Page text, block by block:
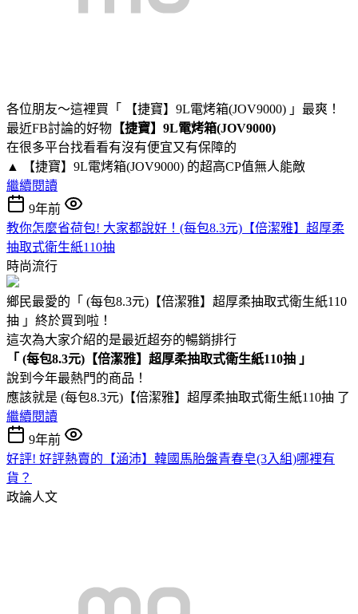
各位朋友～這裡買「 【捷寶】9L電烤箱(JOV9000) 」最爽！
最近FB討論的好物 【捷寶】9L電烤箱(JOV9000)
在很多平台找看看有沒有便宜又有保障的
▲ 【捷寶】9L電烤箱(JOV9000) 的超高CP值無人能敵
繼續閱讀
9年前
教你怎麼省荷包! 大家都說好！(每包8.3元)【倍潔雅】超厚柔
抽取式衛生紙110抽
時尚流行
鄉民最愛的「 (每包8.3元)【倍潔雅】超厚柔抽取式衛生紙110
抽 」終於買到啦！
這次為大家介紹的是最近超夯的暢銷排行
「 (每包8.3元)【倍潔雅】超厚柔抽取式衛生紙110抽 」
說到今年最熱門的商品！
應該就是 (每包8.3元)【倍潔雅】超厚柔抽取式衛生紙110抽 了
繼續閱讀
9年前
好評! 好評熱賣的【涵沛】韓國馬胎盤青春皂(3入組)哪裡有
貨？
政論人文